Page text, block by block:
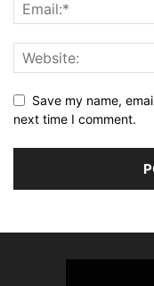
Save my name,
next time I comment.